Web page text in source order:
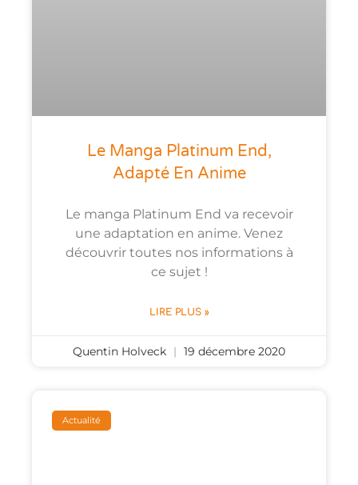
Le Manga Platinum End,
Adapté En Anime
Le manga Platinum End va recevoir
une adaptation en anime. Venez
découvrir toutes nos informations à
ce sujet !
LIRE PLUS »
Quentin Holveck 19 décembre 2020
Actualité